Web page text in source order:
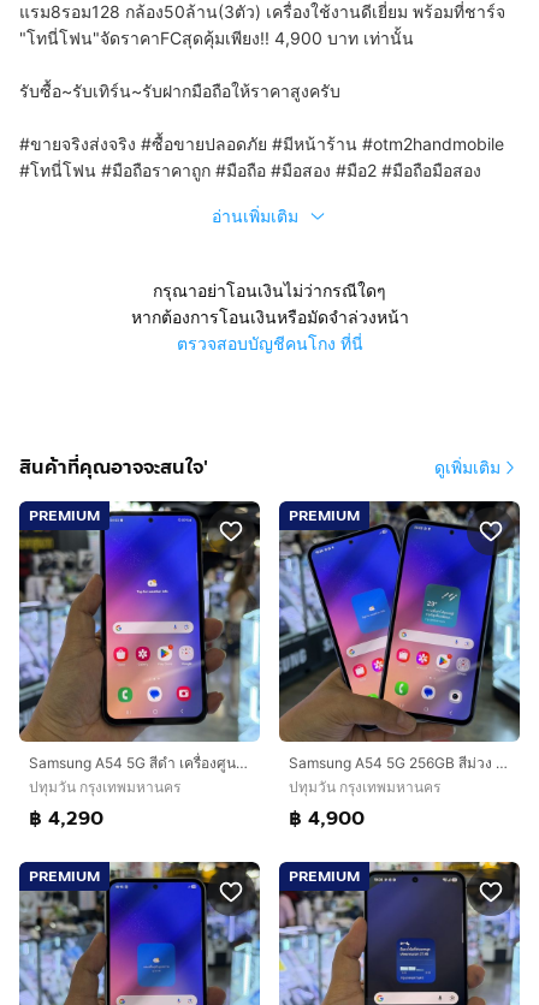
แรม8รอม128 กล้อง50ล้าน(3ตัว) เครื่องใช้งานดีเยี่ยม พร้อมที่ชาร์จ
"โทนี่โฟน"จัดราคาFCสุดคุ้มเพียง!! 4,900 บาท เท่านั้น
รับซื้อ~รับเทิร์น~รับฝากมือถือให้ราคาสูงครับ
#ขายจริงส่งจริง #ซื้อขายปลอดภัย #มีหน้าร้าน #otm2handmobile
#โทนี่โฟน #มือถือราคาถูก #มือถือ #มือสอง #มือ2 #มือถือมือสอง
อ่านเพิ่มเติม
กรุณาอย่าโอนเงินไม่ว่ากรณีใดๆ
หากต้องการโอนเงินหรือมัดจำล่วงหน้า
ตรวจสอบบัญชีคนโกง ที่นี่
สินค้าที่คุณอาจจะสนใจ' ดูเพิ่มเติม
PREMIUM
Samsung A54 5G สีดำ เครื่องศูนย์ สภาพสวยมากๆ จอ6.4นิ้ว แรม8รอม128 กล้อง50ล้าน(3ตัว)🔥🔥
ปทุมวัน กรุงเทพมหานคร
฿ 4,290
PREMIUM
Samsung A54 5G 256GB สีม่วง เครื่องศูนย์ สภาพสวยมาก จอ6.4นิ้ว แรม8รอม256 กล้อง50ล้าน(3ตัว)🔥🔥
ปทุมวัน กรุงเทพมหานคร
฿ 4,900
PREMIUM PREMIUM